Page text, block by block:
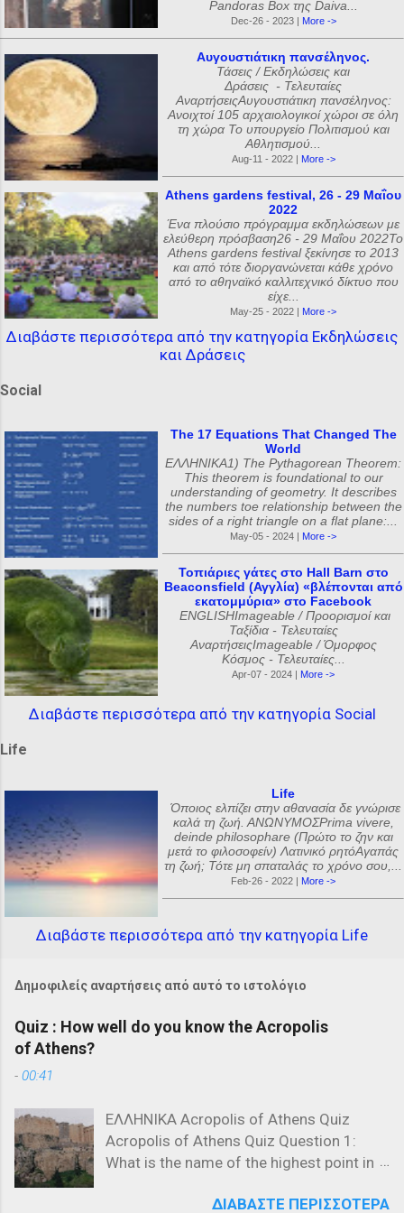
Pandoras Box της Daiva...
Dec-26 - 2023 | More ->
Αυγουστιάτικη πανσέληνος.
Τάσεις / Εκδηλώσεις και
Δράσεις - Τελευταίες
ΑναρτήσειςΑυγουστιάτικη πανσέληνος:
Ανοιχτοί 105 αρχαιολογικοί χώροι σε όλη
τη χώρα Το υπουργείο Πολιτισμού και
Αθλητισμού...
Aug-11 - 2022 | More ->
Athens gardens festival, 26 - 29 Μαΐου
2022
Ένα πλούσιο πρόγραμμα εκδηλώσεων με
ελεύθερη πρόσβαση26 - 29 Μαΐου 2022Το
Athens gardens festival ξεκίνησε το 2013
και από τότε διοργανώνεται κάθε χρόνο
από το αθηναϊκό καλλιτεχνικό δίκτυο που
είχε...
May-25 - 2022 | More ->
Διαβάστε περισσότερα από την κατηγορία Εκδηλώσεις
και Δράσεις
Social
The 17 Equations That Changed The
World
ΕΛΛΗΝΙΚΑ1) The Pythagorean Theorem:
This theorem is foundational to our
understanding of geometry. It describes
the numbers toe relationship between the
sides of a right triangle on a flat plane:...
May-05 - 2024 | More ->
Τοπιάριες γάτες στο Hall Barn στο
Beaconsfield (Αγγλία) «βλέπονται από
εκατομμύρια» στο Facebook
ENGLISHImageable / Προορισμοί και
Ταξίδια - Τελευταίες
ΑναρτήσειςImageable / Όμορφος
Κόσμος - Τελευταίες...
Apr-07 - 2024 | More ->
Διαβάστε περισσότερα από την κατηγορία Social
Life
Life
Όποιος ελπίζει στην αθανασία δε γνώρισε
καλά τη ζωή. ΑΝΩΝΥΜΟΣPrima vivere,
deinde philosophare (Πρώτο το ζην και
μετά το φιλοσοφείν) Λατινικό ρητόΑγαπάς
τη ζωή; Τότε μη σπαταλάς το χρόνο σου,...
Feb-26 - 2022 | More ->
Διαβάστε περισσότερα από την κατηγορία Life
Δημοφιλείς αναρτήσεις από αυτό το ιστολόγιο
Quiz : How well do you know the Acropolis
of Athens?
- 00:41
ΕΛΛΗΝΙΚΑ Acropolis of Athens Quiz
Acropolis of Athens Quiz Question 1:
What is the name of the highest point in
Propylaea c) The Acropolis Hill Question
ΔΙΑΒΆΣΤΕ ΠΕΡΙΣΣΌΤΕΡΑ